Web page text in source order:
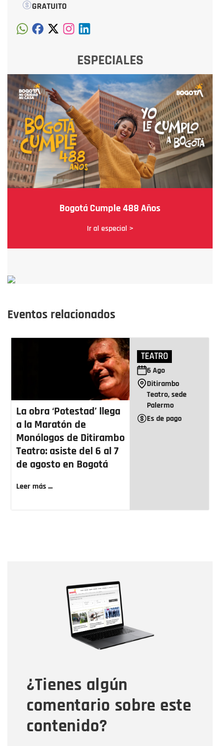
GRATUITO
ESPECIALES
Bogotá Cumple 488 Años
Ir al especial >
Eventos relacionados
La obra ‘Potestad’ llega
a la Maratón de
Monólogos de Ditirambo
Teatro: asiste del 6 al 7
de agosto en Bogotá
Leer más ...
TEATRO
6Ago
Ditirambo
Teatro, sede
Palermo
Es de pago
¿Tienes algún
comentario sobre este
contenido?
Correo electrónico
Tipo de comentario
Mensaje